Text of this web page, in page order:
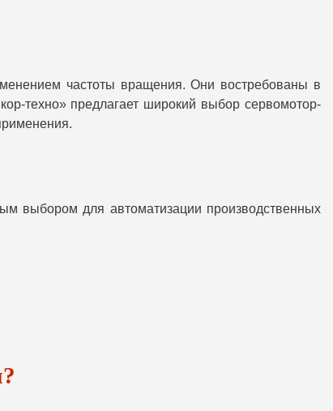
частоты вращения. Они востребованы в
техно» предлагает широкий выбор сервомотор-
выбором для автоматизации производственных